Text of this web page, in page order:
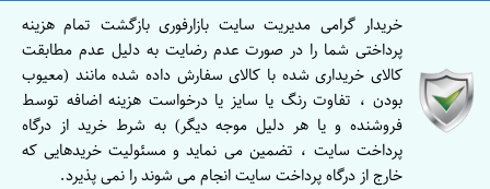
خریدار گرامی مدیریت سایت بازارفوری بازگشت تمام هزینه
پرداختی شما را در صورت عدم رضایت به دلیل عدم مطابقت
کالای خریداری شده با کالای سفارش داده شده مانند (معیوب
بودن ، تفاوت رنگ یا سایز یا درخواست هزینه اضافه توسط
فروشنده و یا هر دلیل موجه دیگر) به شرط خرید از درگاه
پرداخت سایت ، تضمین می نماید و مسئولیت خریدهایی که
خارج از درگاه پرداخت سایت انجام می شوند را نمی پذیرد.